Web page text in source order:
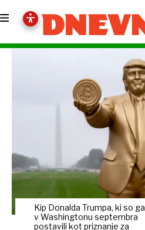
Kip Donalda Trumpa, ki so ga
v Washingtonu septembra
postavili kot priznanje za